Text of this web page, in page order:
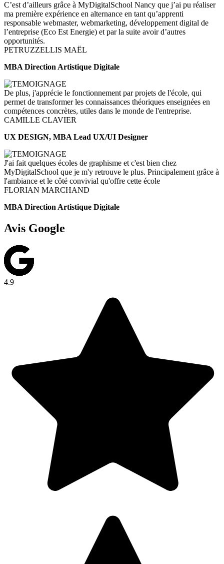
C’est d’ailleurs grâce à MyDigitalSchool Nancy que j’ai pu réaliser
ma première expérience en alternance en tant qu’apprenti
responsable webmaster, webmarketing, développement digital de
l’entreprise (Eco Est Energie) et par la suite avoir d’autres
opportunités.
PETRUZZELLIS MAËL
MBA Direction Artistique Digitale
De plus, j'apprécie le fonctionnement par projets de l'école, qui
permet de transformer les connaissances théoriques enseignées en
compétences concrètes, utiles dans le monde de l'entreprise.
CAMILLE CLAVIER
UX DESIGN, MBA Lead UX/UI Designer
J'ai fait quelques écoles de graphisme et c'est bien chez
MyDigitalSchool que je m'y retrouve le plus. Principalement grâce à
l'ambiance et le côté convivial qu'offre cette école
FLORIAN MARCHAND
MBA Direction Artistique Digitale
Avis Google
4.9